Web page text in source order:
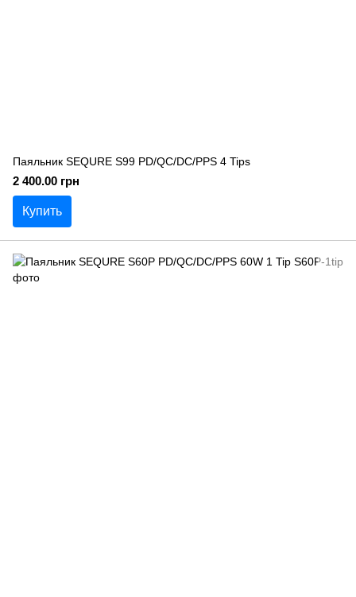
Паяльник SEQURE S99 PD/QC/DC/PPS 4 Tips
2 400.00 грн
Купить